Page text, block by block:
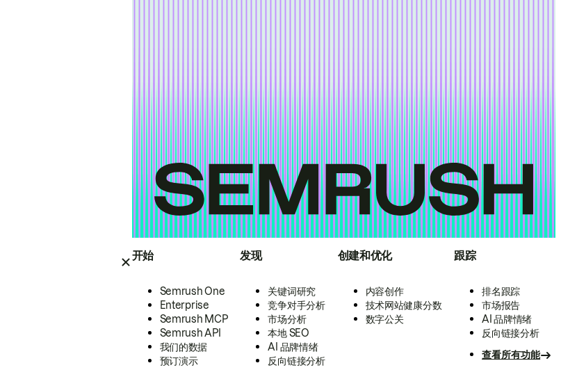
开始
Semrush One
Enterprise
Semrush MCP
Semrush API
我们的数据
预订演示
发现
关键词研究
竞争对手分析
市场分析
本地 SEO
AI 品牌情绪
反向链接分析
创建和优化
内容创作
技术网站健康分数
数字公关
跟踪
排名跟踪
市场报告
AI 品牌情绪
反向链接分析
查看所有功能